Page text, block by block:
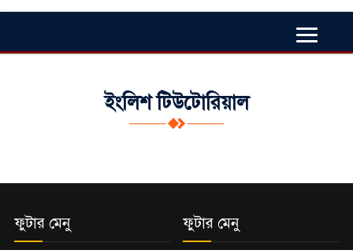
ইংলিশ টিউটোরিয়াল
ফুটার মেনু ফুটার মেনু